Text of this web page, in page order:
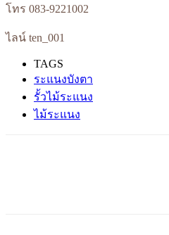
โทร 083-9221002
ไลน์ ten_001
TAGS
ระแนงบังตา
รั้วไม้ระแนง
ไม้ระแนง